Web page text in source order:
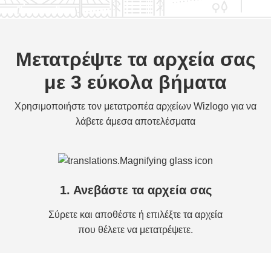
Μετατρέψτε τα αρχεία σας
με 3 εύκολα βήματα
Χρησιμοποιήστε τον μετατροπέα αρχείων Wizlogo για να
λάβετε άμεσα αποτελέσματα
1. Ανεβάστε τα αρχεία σας
Σύρετε και αποθέστε ή επιλέξτε τα αρχεία
που θέλετε να μετατρέψετε.